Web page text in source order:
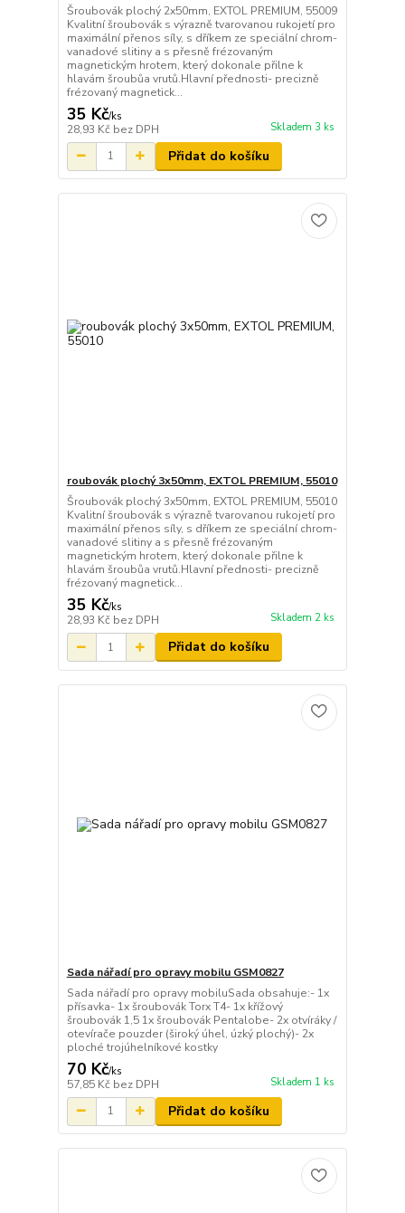
Šroubovák plochý 2x50mm, EXTOL PREMIUM, 55009
Kvalitní šroubovák s výrazně tvarovanou rukojetí pro
maximální přenos síly, s dříkem ze speciální chrom-
vanadové slitiny a s přesně frézovaným
magnetickým hrotem, který dokonale přilne k
hlavám šroubůa vrutů.Hlavní přednosti- precizně
frézovaný magnetick...
35 Kč/ks
28,93 Kč bez DPH Skladem 3 ks
Přidat do košíku
roubovák plochý 3x50mm, EXTOL PREMIUM, 55010
Šroubovák plochý 3x50mm, EXTOL PREMIUM, 55010
Kvalitní šroubovák s výrazně tvarovanou rukojetí pro
maximální přenos síly, s dříkem ze speciální chrom-
vanadové slitiny a s přesně frézovaným
magnetickým hrotem, který dokonale přilne k
hlavám šroubůa vrutů.Hlavní přednosti- precizně
frézovaný magnetick...
35 Kč/ks
28,93 Kč bez DPH Skladem 2 ks
Přidat do košíku
Sada nářadí pro opravy mobilu GSM0827
Sada nářadí pro opravy mobiluSada obsahuje:- 1x
přísavka- 1x šroubovák Torx T4- 1x křížový
šroubovák 1,5 1x šroubovák Pentalobe- 2x otvíráky /
otevírače pouzder (široký úhel, úzký plochý)- 2x
ploché trojúhelníkové kostky
70 Kč/ks
57,85 Kč bez DPH Skladem 1 ks
Přidat do košíku